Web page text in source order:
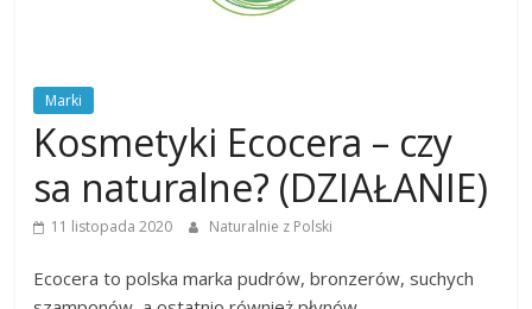
Marki
Kosmetyki Ecocera – czy
sa naturalne? (DZIAŁANIE)
11 listopada 2020 Naturalnie z Polski
Ecocera to polska marka pudrów, bronzerów, suchych